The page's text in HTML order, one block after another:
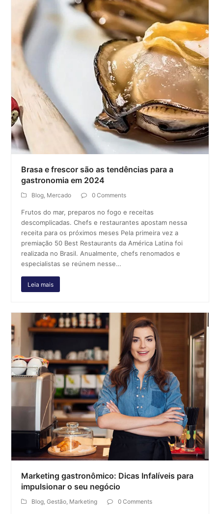
Brasa e frescor são as tendências para a
gastronomia em 2024
Blog, Mercado 0 Comments
Frutos do mar, preparos no fogo e receitas
descomplicadas. Chefs e restaurantes apostam nessa
receita para os próximos meses Pela primeira vez a
premiação 50 Best Restaurants da América Latina foi
realizada no Brasil. Anualmente, chefs renomados e
especialistas se reúnem nesse…
Leia mais
Marketing gastronômico: Dicas Infalíveis para
impulsionar o seu negócio
Blog,Gestão, Marketing 0 Comments